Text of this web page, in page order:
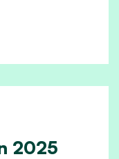
2025